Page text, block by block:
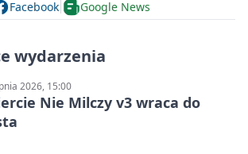
Facebook Google News
wydarzenia
2026, 15:00
Nie Milczy v3 wraca do